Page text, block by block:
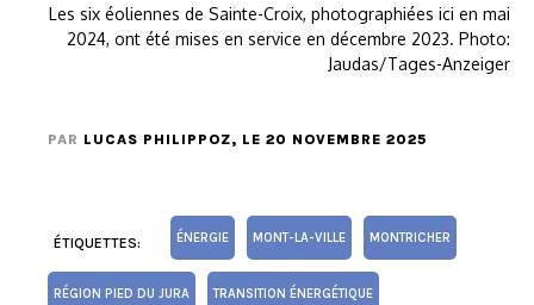
Les six éoliennes de Sainte-Croix, photographiées ici en mai
2024, ont été mises en service en décembre 2023. Photo:
Jaudas/Tages-Anzeiger
PAR LUCAS PHILIPPOZ, LE 20 NOVEMBRE 2025
ÉTIQUETTES: ÉNERGIE MONT-LA-VILLE MONTRICHER
RÉGION PIED DU JURA TRANSITION ÉNERGÉTIQUE